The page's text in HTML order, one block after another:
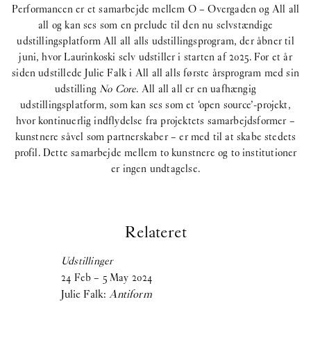
Performancen er et samarbejde mellem O – Overgaden og All all
all og kan ses som en prelude til den nu selvstændige
udstillingsplatform All all alls udstillingsprogram, der åbner til
juni, hvor Laurinkoski selv udstiller i starten af 2025. For et år
siden udstillede Julie Falk i All all alls første årsprogram med sin
udstillingNo Core. All all all er en uafhængig
udstillingsplatform, som kan ses som et ‘open source’-projekt,
hvor kontinuerlig indflydelse fra projektets samarbejdsformer –
kunstnere såvel som partnerskaber – er med til at skabe stedets
profil. Dette samarbejde mellem to kunstnere og to institutioner
er ingen undtagelse.
Relateret
Udstillinger
24 Feb – 5 May 2024
Julie Falk: Antiform